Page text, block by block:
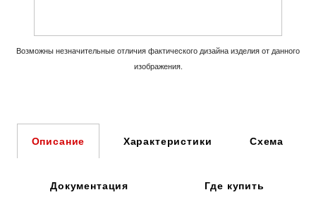
Возможны незначительные отличия фактического дизайна изделия от данного
изображения.
Описание Характеристики Схема
Документация Где купить